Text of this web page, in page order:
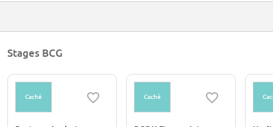
Stages BCG
Caché Caché